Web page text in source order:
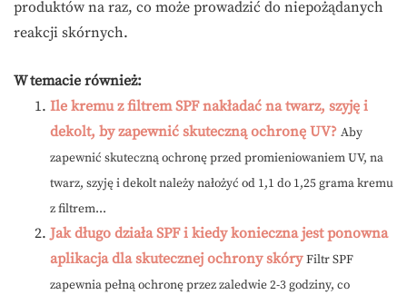
produktów na raz, co może prowadzić do niepożądanych
reakcji skórnych.
W temacie również:
Ile kremu z filtrem SPF nakładać na twarz, szyję i
dekolt, by zapewnić skuteczną ochronę UV? Aby
zapewnić skuteczną ochronę przed promieniowaniem UV, na
twarz, szyję i dekolt należy nałożyć od 1,1 do 1,25 grama kremu
z filtrem...
Jak długo działa SPF i kiedy konieczna jest ponowna
aplikacja dla skutecznej ochrony skóry Filtr SPF
zapewnia pełną ochronę przez zaledwie 2-3 godziny, co